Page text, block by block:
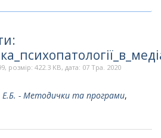
розмір: 422.3 KB, дата: 07 Тра. 2020
Е.Б. - Методички та програми,